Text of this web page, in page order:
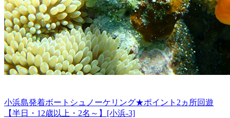
小浜島発着ボートシュノーケリング★ポイント2ヵ所回遊
【半日・12歳以上・2名～】[小浜-3]